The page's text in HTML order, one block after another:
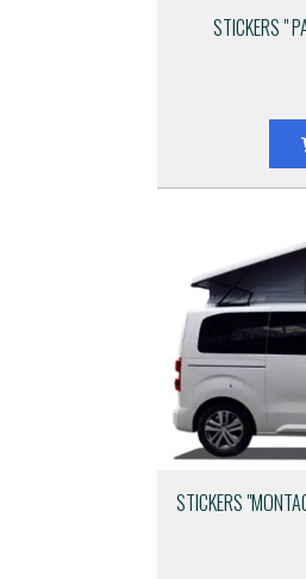
STICKERS "
STICKERS